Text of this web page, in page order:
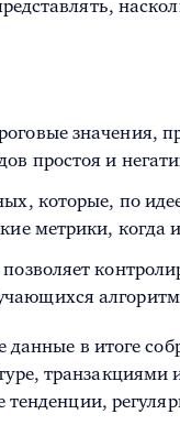
значения,
простоя и
которые, по
метрики,
в итоге
транзакциями
тенденции,